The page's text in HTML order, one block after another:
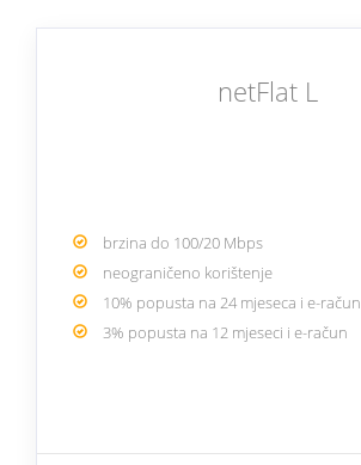
netFlat L
brzina do 100/20 Mbps
neograničeno korištenje
10% popusta na 24 mjeseca i e-račun
3% popusta na 12 mjeseci i e-račun